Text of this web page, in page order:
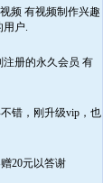
频 有视频制作兴趣
用户.
册的永久会员 有
错，刚升级vip，也
20元以答谢